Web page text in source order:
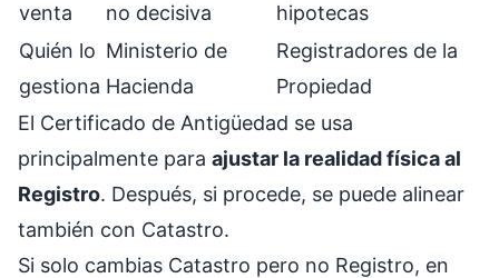
venta
no decisiva
hipotecas
Quién lo
gestiona
Ministerio de
Hacienda
Registradores de la
Propiedad
El Certificado de Antigüedad se usa
principalmente para ajustar la realidad física al
Registro. Después, si procede, se puede alinear
también con Catastro.
Si solo cambias Catastro pero no Registro, en